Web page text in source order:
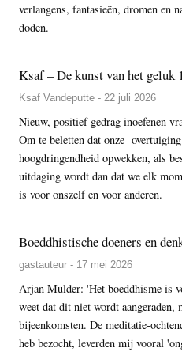
verlangens, fantasieën, dromen en
doden.
Ksaf – De kunst van het geluk
Ksaf Vandeputte - 22 juli 2026
Nieuw, positief gedrag inoefenen
Om te beletten dat onze
hoogdringendheid opwekken, als
uitdaging wordt dan dat we elk
is voor onszelf en voor anderen.
Boeddhistische doeners en
gastauteur - 17 mei 2026
Arjan Mulder: 'Het boeddhisme is
weet dat dit niet wordt aangeraden,
bijeenkomsten. De meditatie-
heb bezocht, leverden mij vooral